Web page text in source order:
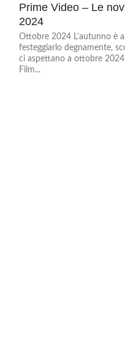
Prime Video – Le
2024
Ottobre 2024 L’autunno è
festeggiarlo degnamente,
ci aspettano a ottobre 2024
Film...